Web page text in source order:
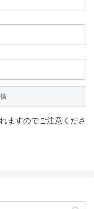
ますのでご注意くださ